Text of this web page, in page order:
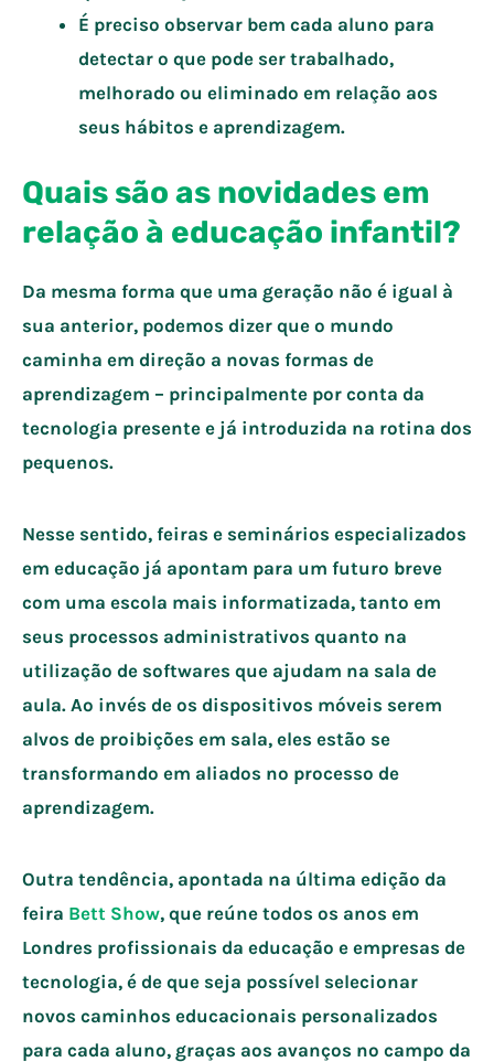
É preciso observar bem cada aluno para
detectar o que pode ser trabalhado,
melhorado ou eliminado em relação aos
seus hábitos e aprendizagem.
Quais são as novidades em
relação à educação infantil?
Da mesma forma que uma geração não é igual à
sua anterior, podemos dizer que o mundo
caminha em direção a novas formas de
aprendizagem – principalmente por conta da
tecnologia presente e já introduzida na rotina dos
pequenos.
Nesse sentido, feiras e seminários especializados
em educação já apontam para um futuro breve
com uma escola mais informatizada, tanto em
seus processos administrativos quanto na
utilização de softwares que ajudam na sala de
aula. Ao invés de os dispositivos móveis serem
alvos de proibições em sala, eles estão se
transformando em aliados no processo de
aprendizagem.
Outra tendência, apontada na última edição da
feira Bett Show, que reúne todos os anos em
Londres profissionais da educação e empresas de
tecnologia, é de que seja possível selecionar
novos caminhos educacionais personalizados
para cada aluno, graças aos avanços no campo da